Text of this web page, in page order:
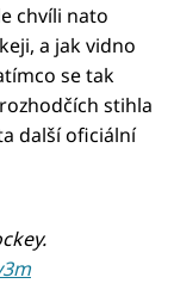
chvíli nato
a jak vidno
se tak
stihla
další oficiální